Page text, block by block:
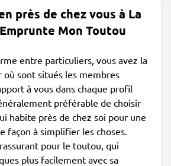
près de chez vous à La
Mon Toutou
entre particuliers, vous avez la
où sont situés les membres
à vous dans chaque profil
préférable de choisir
habite près de chez soi pour une
façon à simplifier les choses.
pour le toutou, qui
plus facilement avec sa